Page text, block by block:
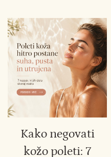
Kako negovati
kožo poleti: 7